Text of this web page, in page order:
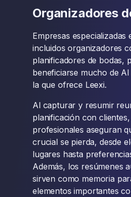
Organizadores
Empresas especializadas
incluidos organizadores
planificadores de bodas,
beneficiarse mucho de
la que ofrece Leexi.
Al capturar y resumir
planificación con
profesionales aseguran
crucial se pierda, desde
lugares hasta
Además, los resúmenes
sirven como memoria
elementos importantes